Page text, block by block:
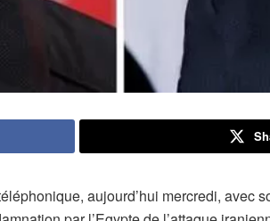
aujourd’hui mercredi, avec